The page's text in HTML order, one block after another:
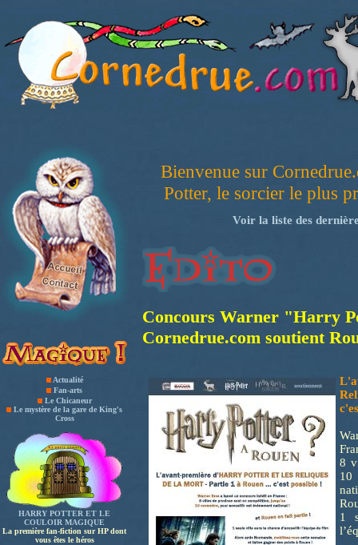
Actualité
Fan-arts
Le Chicaneur
Le mystère de la gare de King's
Cross
HARRY POTTER ET LE
COULOIR MAGIQUE
La première fan-fiction sur HP dont
vous êtes le héros
Bienvenue sur
Potter, le sorcier le plus
Voir la liste des
Concours Warner "Harry
Cornedrue.com soutient
8
10
1